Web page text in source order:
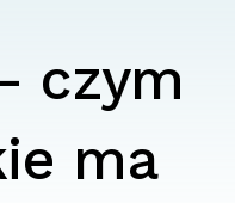
czym
ma